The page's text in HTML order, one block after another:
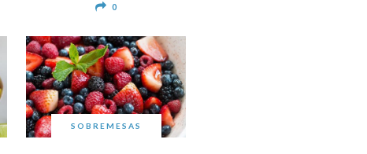
0
SOBREMESAS